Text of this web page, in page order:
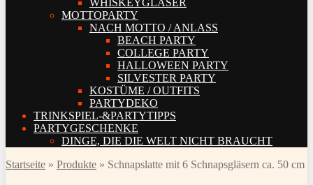
WHISKEYGLÄSER
MOTTOPARTY
NACH MOTTO / ANLASS
BEACH PARTY
COLLEGE PARTY
HALLOWEEN PARTY
SILVESTER PARTY
KOSTÜME / OUTFITS
PARTYDEKO
TRINKSPIEL-&PARTYTIPPS
PARTYGESCHENKE
DINGE, DIE DIE WELT NICHT BRAUCHT
Startseite » Produkte » Schnapslatte mit 6 Schnapsgläsern ca. 50 cm